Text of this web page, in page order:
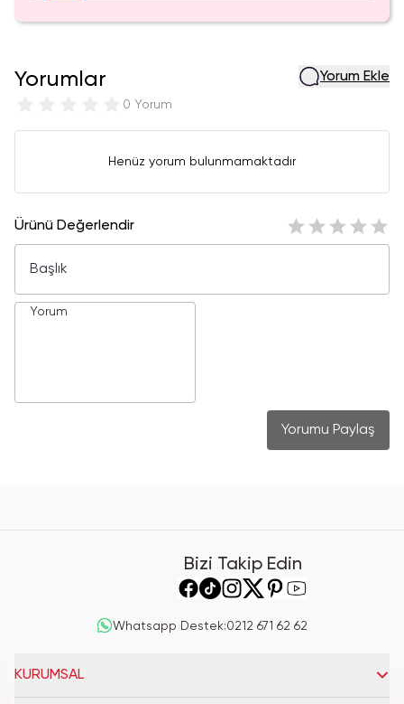
Yorumlar
0 Yorum
Yorum Ekle
Henüz yorum bulunmamaktadır
Ürünü Değerlendir
Yorumu Paylaş
Bizi Takip Edin
Whatsapp Destek:0212 671 62 62
KURUMSAL